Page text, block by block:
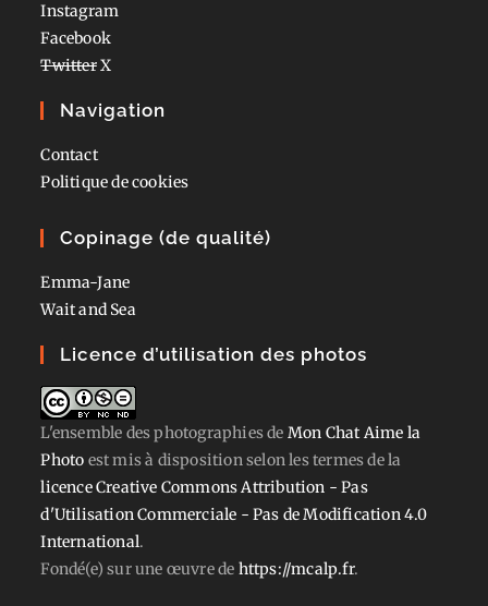
Instagram
Facebook
TwitterX
Navigation
Contact
Politique de cookies
Copinage (de qualité)
Emma-Jane
Wait and Sea
Licence d’utilisation des photos
L'ensemble des photographiesde Mon Chat Aime la
Photo est mis à disposition selon les termes de la
licence Creative Commons Attribution - Pas
d'Utilisation Commerciale - Pas de Modification 4.0
International.
Fondé(e) sur une œuvre de https://mcalp.fr.